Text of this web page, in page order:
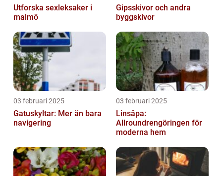
Utforska sexleksaker i
malmö
Gipsskivor och andra
byggskivor
03 februari 2025
Gatuskyltar: Mer än bara
navigering
03 februari 2025
Linsåpa:
Allroundrengöringen för
moderna hem